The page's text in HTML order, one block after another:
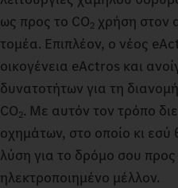
ως προς το CO2 χρήση στον
τομέα. Επιπλέον, ο νέος
οικογένεια eActros και
δυνατοτήτων για τη
CO2. Με αυτόν τον τρόπο
οχημάτων, στο οποίο κι εσύ
λύση για το δρόμο σου προς
ηλεκτροποιημένο μέλλον.